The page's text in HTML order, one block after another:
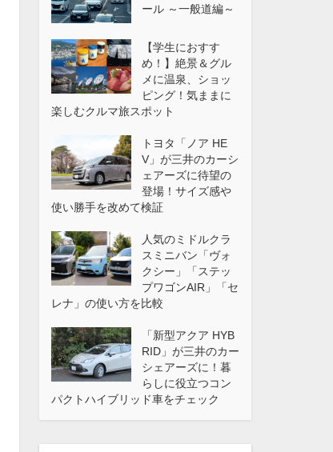
ール ～一般道編～
【学生におすす
め！】絶景＆グル
メに温泉、ショッ
ピング！気ままに
楽しむクルマ旅スポット
トヨタ「ノア HE
V」が三井のカーシ
ェアーズに待望の
登場！サイズ感や
使い勝手を改めて検証
人気のミドルクラ
スミニバン「ヴォ
クシー」「ステッ
プワゴンAIR」「セ
レナ」の使い方を比較
「新型アクア HYB
RID」が三井のカー
シェアーズに！暮
らしに役立つコン
パクトハイブリッド車をチェック